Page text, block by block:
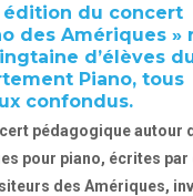
édition du concert
des Amériques »
d’élèves
Piano, tous
confondus.
pédagogique autour
pour piano, écrites par
des Amériques,